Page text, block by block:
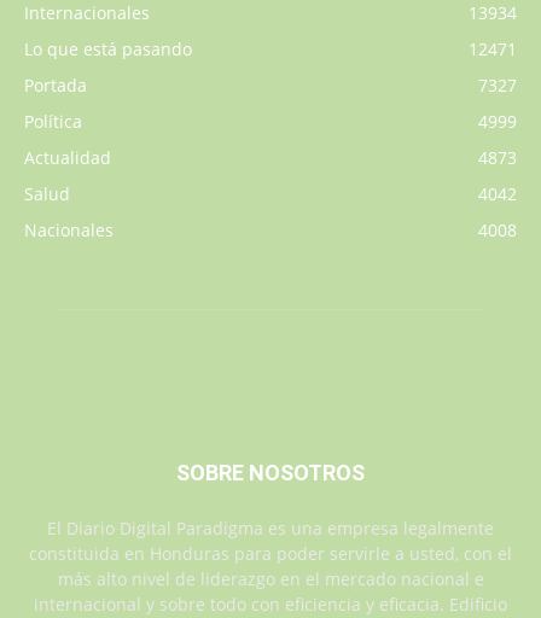
Internacionales
13934
Lo que está pasando
12471
Portada
7327
Política
4999
Actualidad
4873
Salud
4042
Nacionales
4008
SOBRE NOSOTROS
El Diario Digital Paradigma es una empresa legalmente
constituida en Honduras para poder servirle a usted, con el
más alto nivel de liderazgo en el mercado nacional e
internacional y sobre todo con eficiencia y eficacia. Edificio